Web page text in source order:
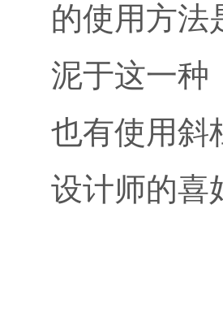
的使用方法
泥于这一种
也有使用斜
设计师的喜